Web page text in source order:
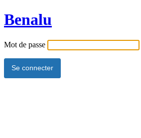
Benalu
Mot de passe